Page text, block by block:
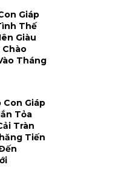
Giáp
Thế
Giàu
Chào
Tháng
Con Giáp
Tỏa
Tràn
Tiến